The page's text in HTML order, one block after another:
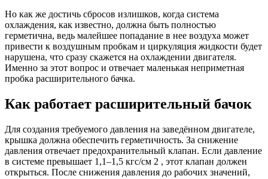
Но как же достичь сбросов излишков, когда система
охлаждения, как известно, должна быть полностью
герметична, ведь малейшее попадание в нее воздуха может
привести к воздушным пробкам и циркуляция жидкости будет
нарушена, что сразу скажется на охлаждении двигателя.
Именно за этот вопрос и отвечает маленькая неприметная
пробка расширительного бачка.
Как работает расширительный бачок
Для создания требуемого давления на заведённом двигателе,
крышка должна обеспечить герметичность. За снижение
давления отвечает предохранительный клапан. Если давление
в системе превышает 1,1–1,5 кгс/см 2 , этот клапан должен
открыться. После снижения давления до рабочих значений,